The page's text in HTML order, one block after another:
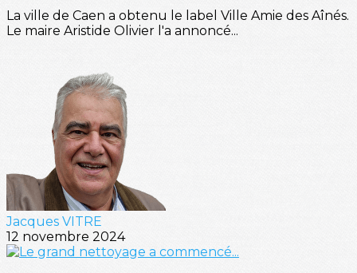
La ville de Caen a obtenu le label Ville Amie des Aînés.
Le maire Aristide Olivier l'a annoncé...
Jacques VITRE
12 novembre 2024